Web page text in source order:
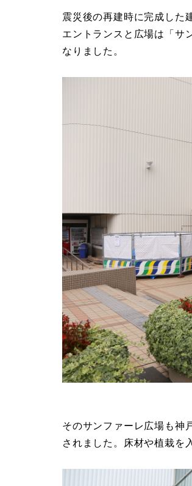
震災後の再建時に完成した
エントランスと広場は「サ
なりました。
そのサンファーレ広場も神
されました。床材や植栽を